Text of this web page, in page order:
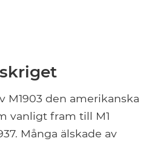
M1903 den amerikanska
vanligt fram till M1
Många älskade av